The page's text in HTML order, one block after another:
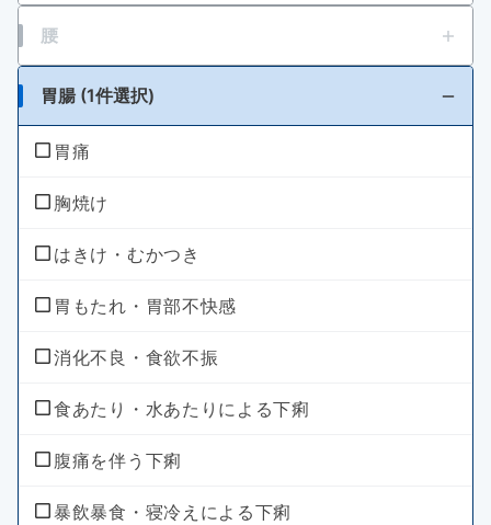
一時的な不眠
紫外線等による眼炎（雪目など）
結膜炎（はやり目）・ものもらい
ビタミン不足による目の乾燥
乗物酔いによるめまい
たん
ゼーゼー、ヒューヒュー音の呼吸
のどの痛み・はれ
肩こり
肩・首すじのこり
腰
腰痛
胃腸 (1件選択)
胃痛
胸焼け
はきけ・むかつき
胃もたれ・胃部不快感
消化不良・食欲不振
食あたり・水あたりによる下痢
腹痛を伴う下痢
暴飲暴食・寝冷えによる下痢